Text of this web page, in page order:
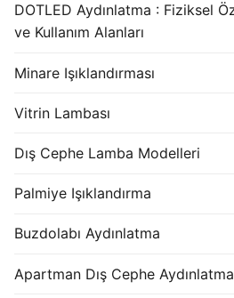
DOTLED Aydınlatma : Fiziksel
ve Kullanım Alanları
Minare Işıklandırması
Vitrin Lambası
Dış Cephe Lamba Modelleri
Palmiye Işıklandırma
Buzdolabı Aydınlatma
Apartman Dış Cephe Aydınlatma